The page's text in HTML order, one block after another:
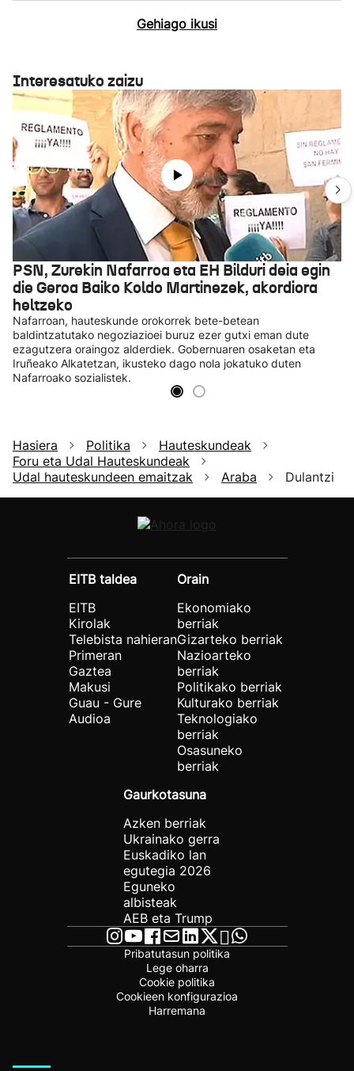
Gehiago ikusi
Interesatuko zaizu
PSN, Zurekin Nafarroa eta EH Bilduri deia egin
die Geroa Baiko Koldo Martinezek, akordiora
heltzeko
Nafarroan, hauteskunde orokorrek bete-betean
baldintzatutako negoziazioei buruz ezer gutxi eman dute
ezagutzera oraingoz alderdiek. Gobernuaren osaketan eta
Iruñeako Alkatetzan, ikusteko dago nola jokatuko duten
Nafarroako sozialistek.
Hasiera Politika
Hauteskundeak
Foru eta Udal Hauteskundeak
Udal hauteskundeen emaitzak
Araba Dulantzi
EITB taldea
EITB
Kirolak
Telebista nahieran
Primeran
Gaztea
Makusi
Guau - Gure
Audioa
Orain
Ekonomiako
berriak
Gizarteko berriak
Nazioarteko
berriak
Politikako berriak
Kulturako berriak
Teknologiako
berriak
Osasuneko
berriak
Gaurkotasuna
Azken berriak
Ukrainako gerra
Euskadiko lan
egutegia 2026
Eguneko
albisteak
AEB eta Trump
Pribatutasun politika
Lege oharra
Cookie politika
Cookieen konfigurazioa
Harremana